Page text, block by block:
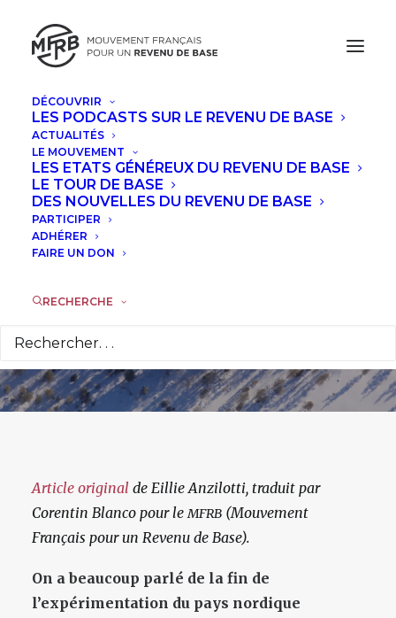
DÉCOUVRIR
LES PODCASTS SUR LE REVENU DE BASE
ACTUALITÉS
LE MOUVEMENT
LES ETATS GÉNÉREUX DU REVENU DE BASE
LE TOUR DE BASE
DES NOUVELLES DU REVENU DE BASE
PARTICIPER
ADHÉRER
FAIRE UN DON
RECHERCHE
L'expérimentation
finlandaise n'a
jamais été un vrai
revenu de base
16 MAI 2018
Article original de Eillie Anzilotti, traduit par
Corentin Blanco pour leMFRB (Mouvement
Français pour un Revenu de Base).
On a beaucoup parlé de la fin de
l’expérimentation du pays nordique